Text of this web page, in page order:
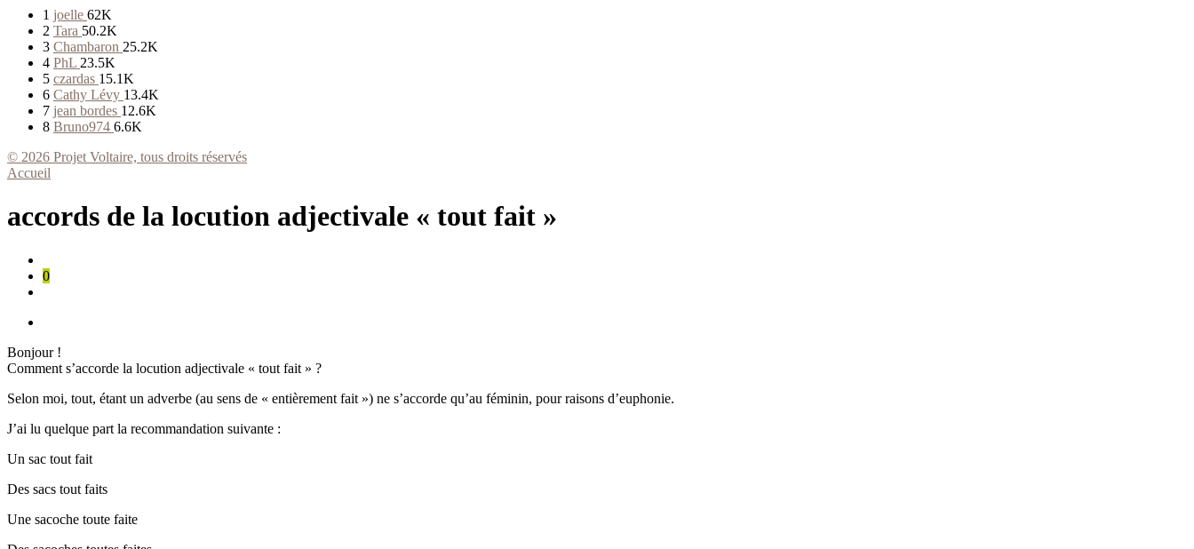
1 joelle 62K
2 Tara 50.2K
3 Chambaron 25.2K
4 PhL 23.5K
5 czardas 15.1K
6 Cathy Lévy 13.4K
7 jean bordes 12.6K
8 Bruno974 6.6K
© 2026 Projet Voltaire, tous droits réservés
Accueil
accords de la locution adjectivale « tout fait »
0
Bonjour !
Comment s’accorde la locution adjectivale « tout fait » ?
Selon moi, tout, étant un adverbe (au sens de « entièrement fait ») ne s’accorde qu’au féminin, pour raisons d’euphonie.
J’ai lu quelque part la recommandation suivante :
Un sac tout fait
Des sacs tout faits
Une sacoche toute faite